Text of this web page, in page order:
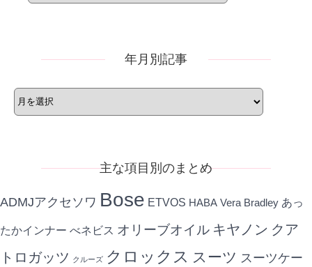
年月別記事
主な項目別のまとめ
ADMJアクセソワ Bose ETVOS HABA Vera Bradley あっ
たかインナー べネビス オリーブオイル キヤノン クア
トロガッツ クルーズ クロックス スーツ スーツケー